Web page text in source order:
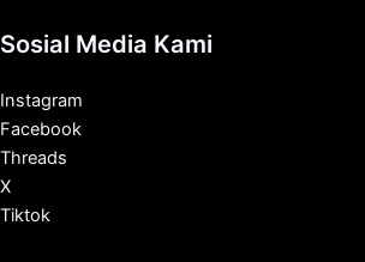
Sosial Media Kami
Instagram
Facebook
Threads
X
Tiktok